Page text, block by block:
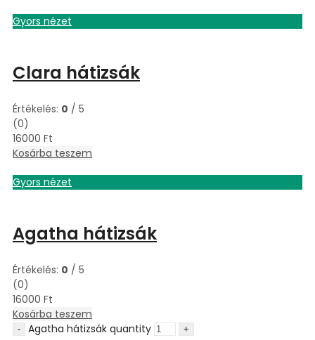
Gyors nézet
Clara hátizsák
Értékelés: 0 / 5
(0)
16000 Ft
Kosárba teszem
Gyors nézet
Agatha hátizsák
Értékelés: 0 / 5
(0)
16000 Ft
Kosárba teszem
Agatha hátizsák quantity